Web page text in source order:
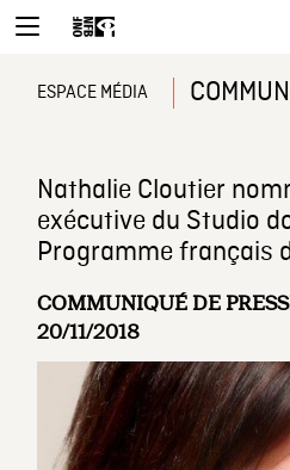
ESPACE MÉDIA
Nathalie Cloutier
exécutive du Studio
Programme français
COMMUNIQUÉ DE
20/11/2018